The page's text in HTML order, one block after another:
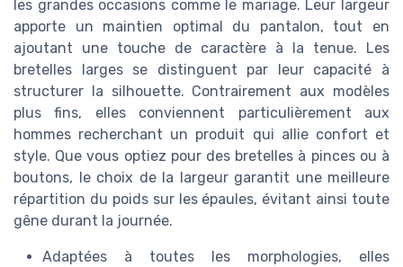
les grandes occasions comme le mariage. Leur largeur
apporte un maintien optimal du pantalon, tout en
ajoutant une touche de caractère à la tenue. Les
bretelles larges se distinguent par leur capacité à
structurer la silhouette. Contrairement aux modèles
plus fins, elles conviennent particulièrement aux
hommes recherchant un produit qui allie confort et
style. Que vous optiez pour des bretelles à pinces ou à
boutons, le choix de la largeur garantit une meilleure
répartition du poids sur les épaules, évitant ainsi toute
gêne durant la journée.
Adaptées à toutes les morphologies, elles